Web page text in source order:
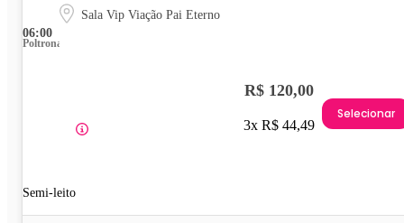
06:00
Sala Vip Viação Pai Eterno
Poltrona
Semi-leito
R$ 120,00
3x R$ 44,49
Selecionar